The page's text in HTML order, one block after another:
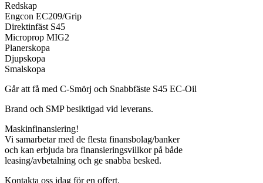
Redskap
Engcon EC209/Grip
Direktinfäst S45
Microprop MIG2
Planerskopa
Djupskopa
Smalskopa
Går att få med C-Smörj och Snabbfäste S45 EC-Oil
Brand och SMP besiktigad vid leverans.
Maskinfinansiering!
Vi samarbetar med de flesta finansbolag/banker
och kan erbjuda bra finansieringsvillkor på både
leasing/avbetalning och ge snabba besked.
Kontakta oss idag för en offert.